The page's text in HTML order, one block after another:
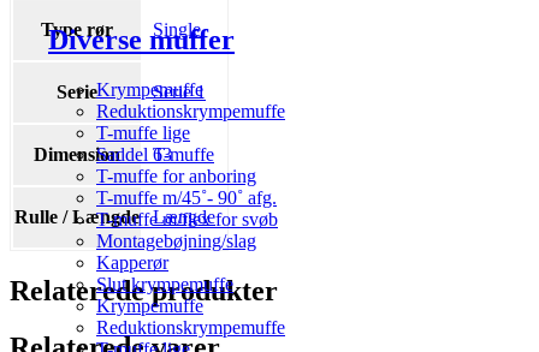
Diverse muffer
Krympemuffe
Reduktionskrympemuffe
T-muffe lige
Saddel T-muffe
T-muffe for anboring
T-muffe m/45˚- 90˚ afg.
T-muffe m/flex for svøb
Montagebøjning/slag
Kapperør
Slut krympemuffe
Krympemuffe
Reduktionskrympemuffe
Type rør Single
Serie Serie 1
Dimension 63
Rulle / Længde Længde
Relaterede produkter